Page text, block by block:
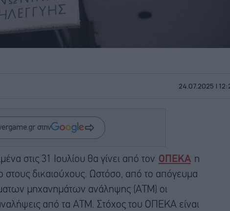
24.07.2025 |
στην
στις 31 Ιουλίου θα γίνει από τον ΟΠΕΚΑ η
δικαιούχους. Ωστόσο, από το απόγευμα
μηχανημάτων ανάληψης (ΑΤΜ) οι
από τα ΑΤΜ. Στόχος του ΟΠΕΚΑ είναι